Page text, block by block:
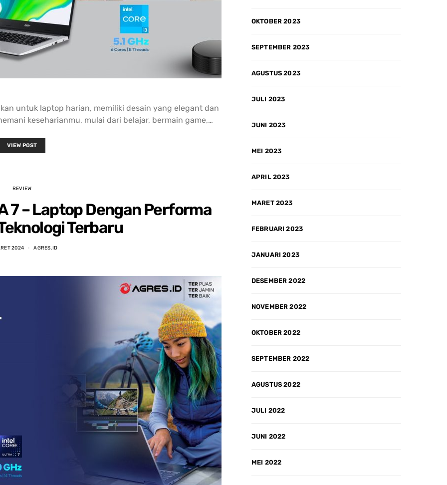
untuk laptop harian, memiliki desain yang elegant dan
keseharianmu, mulai dari belajar, bermain game,…
VIEW POST
REVIEW
7 – Laptop Dengan Performa
Terbaru
2024 AGRES.ID
OKTOBER 2023
SEPTEMBER 2023
AGUSTUS 2023
JULI 2023
JUNI 2023
MEI 2023
APRIL 2023
MARET 2023
FEBRUARI 2023
JANUARI 2023
DESEMBER 2022
NOVEMBER 2022
OKTOBER 2022
SEPTEMBER 2022
AGUSTUS 2022
JULI 2022
JUNI 2022
MEI 2022